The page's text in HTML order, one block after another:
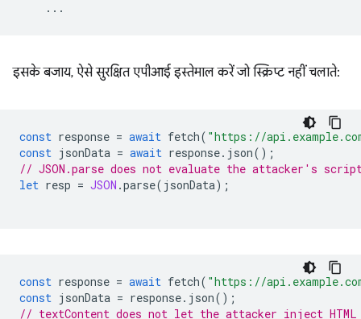
...
इसके बजाय, ऐसे सुरक्षित एपीआई इस्तेमाल करें जो स्क्रिप्ट नहीं चलाते:
const response = await fetch( "https://
const jsonData = await response. json();
// JSON.parse does not evaluate the attacker's
let resp = JSON .parse( jsonData);
const response = await fetch( "https://
const jsonData = response. json();
// textContent does not let the attacker inject HTML